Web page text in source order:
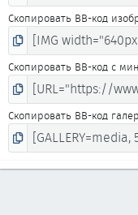
Скопировать BB-код
Скопировать BB-код с
Скопировать BB-код